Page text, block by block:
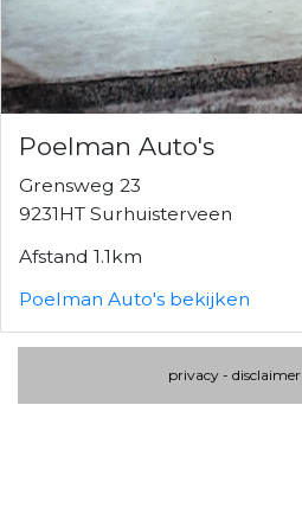
Poelman Auto's
Grensweg 23
9231HT Surhuisterveen
Afstand 1.1km
Poelman Auto's bekijken
privacy - disclaimer